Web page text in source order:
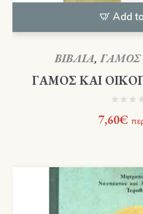
Add
ΒΙΒΛΙΑ,ΓΑΜΟΣ
ΓΑΜΟΣ ΚΑΙ
7,60€